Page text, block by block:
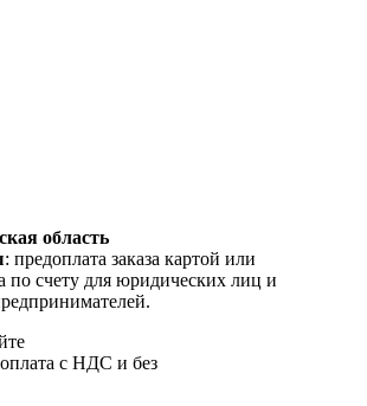
область
: предоплата заказа картой или
по счету для юридических лиц и
с НДС и без